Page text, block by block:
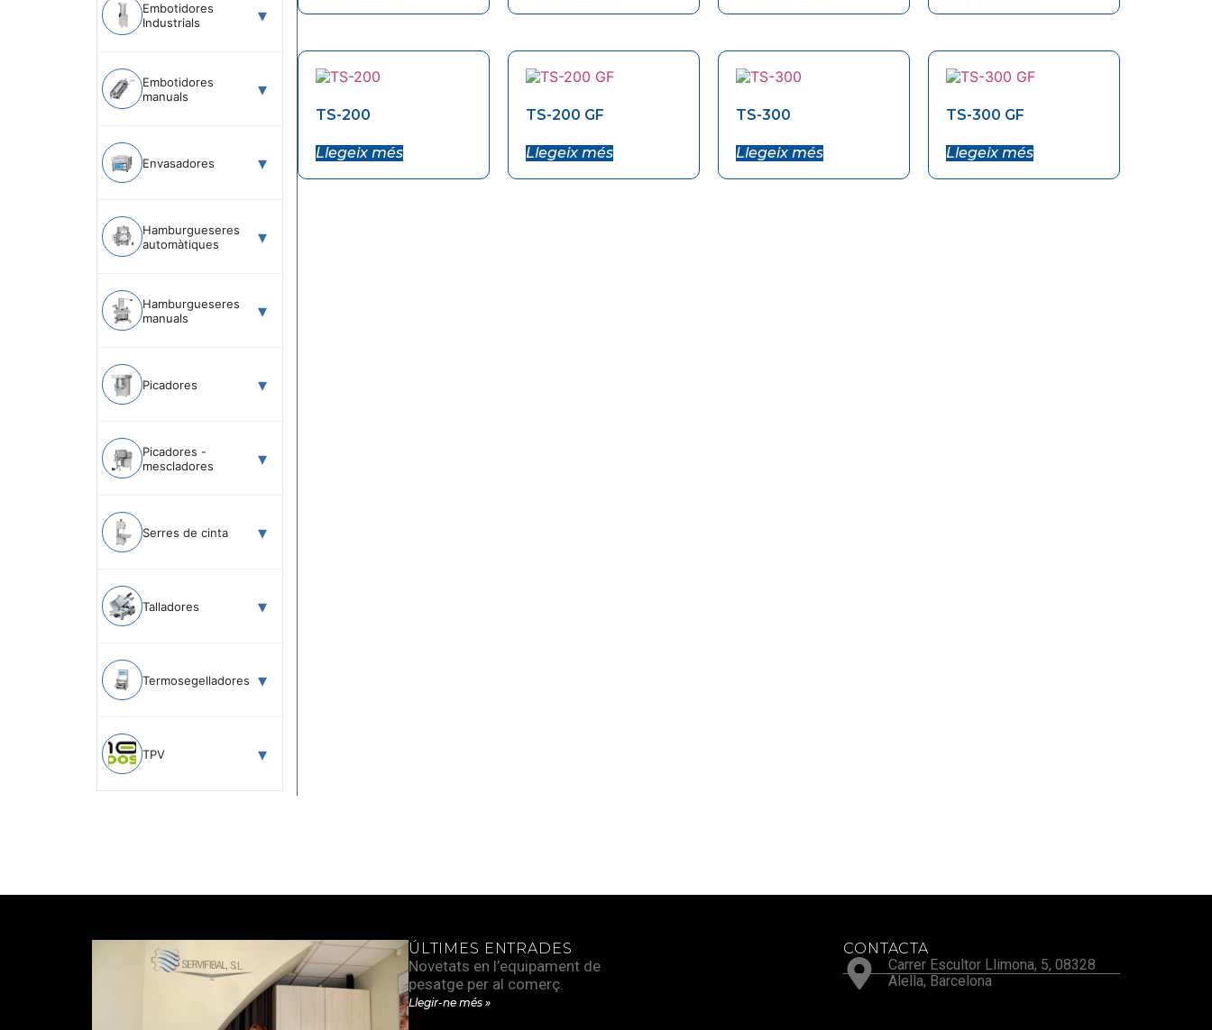
Embotidores
Industrials
Embotidores
manuals
Envasadores
Hamburgueseres
automàtiques
Hamburgueseres
manuals
Picadores
Picadores -
mescladores
Serres de cinta
Talladores
Termosegelladores
TPV
TS-200
Llegeix més
TS-200 GF
Llegeix més
TS-300
Llegeix més
TS-300 GF
Llegeix més
ÚLTIMES ENTRADES
Novetats en l’equipament de
pesatge per al comerç.
Llegir-ne més »
CONTACTA
Carrer Escultor Llimona, 5, 08328
Alella, Barcelona